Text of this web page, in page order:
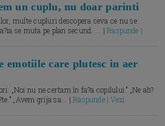
un cuplu, nu doar parinti
multe cupluri descopera ceva ce nu se
se muta pe plan secund. ... |Raspunde |
emotiile care plutesc in aer
„Noi nu ne certam în fa?a copilului.” „Ne ab?
„Avem grija sa... |Raspunde | Vezi